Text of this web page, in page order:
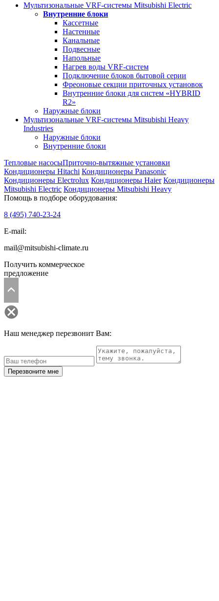
Мультизональные VRF-системы Mitsubishi Electric
Внутренние блоки
Кассетные
Настенные
Канальные
Подвесные
Напольные
Нагрев воды VRF-систем
Подключение блоков бытовой серии
Фреоновые секции приточных установок
Внутренние блоки для систем «HYBRID
R2»
Наружные блоки
Мультизональные VRF-системы Mitsubishi Heavy
Industries
Наружные блоки
Внутренние блоки
Тепловые насосыПриточно-вытяжные установки
Кондиционеры Hitachi Кондиционеры Panasonic
Кондиционеры Electrolux Кондиционеры Haier Кондиционеры
Mitsubishi Electric Кондиционеры Mitsubishi Heavy
Помощь в подборе оборудования:
8 (495) 740-23-24
E-mail:
mail@mitsubishi-climate.ru
Получить коммерческое
предложение
Наш менеджер перезвонит Вам:
Перезвоните мне